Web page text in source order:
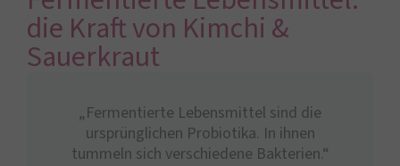
die Kraft von Kimchi &
Sauerkraut
„Fermentierte Lebensmittel sind die
ursprünglichen Probiotika. In ihnen
tummeln sich verschiedene Bakterien.“